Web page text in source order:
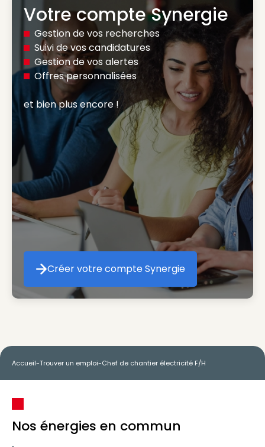
Votre compte Synergie
Gestion de vos recherches
Suivi de vos candidatures
Gestion de vos alertes
Offres personnalisées
et bien plus encore !
Créer votre compte Synergie
Créer votre compte Synergie
Accueil-Trouver un emploi-Chef de chantier électricité F/H
Nos énergies en commun